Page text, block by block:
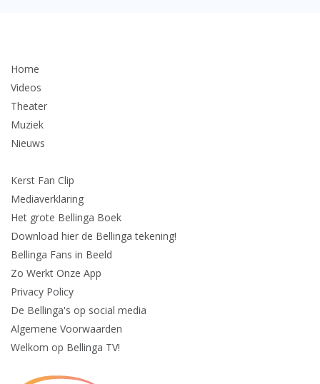
Home
Videos
Theater
Muziek
Nieuws
Kerst Fan Clip
Mediaverklaring
Het grote Bellinga Boek
Download hier de Bellinga tekening!
Bellinga Fans in Beeld
Zo Werkt Onze App
Privacy Policy
De Bellinga's op social media
Algemene Voorwaarden
Welkom op Bellinga TV!